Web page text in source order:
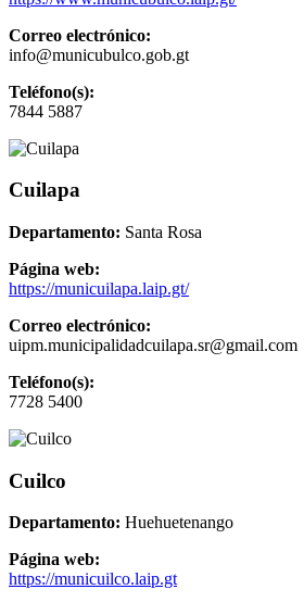
Correo electrónico:
info@municubulco.gob.gt
Teléfono(s):
7844 5887
Cuilapa
Departamento: Santa Rosa
Página web:
https://municuilapa.laip.gt/
Correo electrónico:
uipm.municipalidadcuilapa.sr@gmail.com
Teléfono(s):
7728 5400
Cuilco
Departamento: Huehuetenango
Página web:
https://municuilco.laip.gt